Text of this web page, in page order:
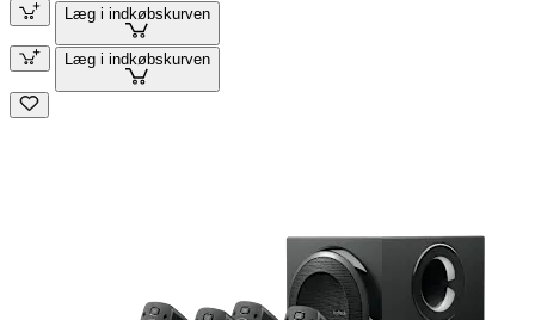
Læg i indkøbskurven
Læg i indkøbskurven